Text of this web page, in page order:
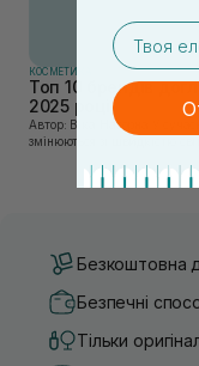
КОСМЕТИКА
Топ 10 брендів
2025 році
Автор: Віка Нагорна У сучасному світі, де тренди
змінюються зі швидкістю
засобу для себе стає
Безкоштовна
Безпечні
Тільки
email